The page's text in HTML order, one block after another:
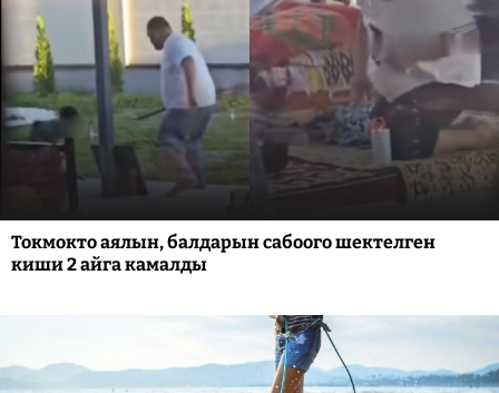
Токмокто аялын, балдарын сабоого шектелген
киши 2 айга камалды